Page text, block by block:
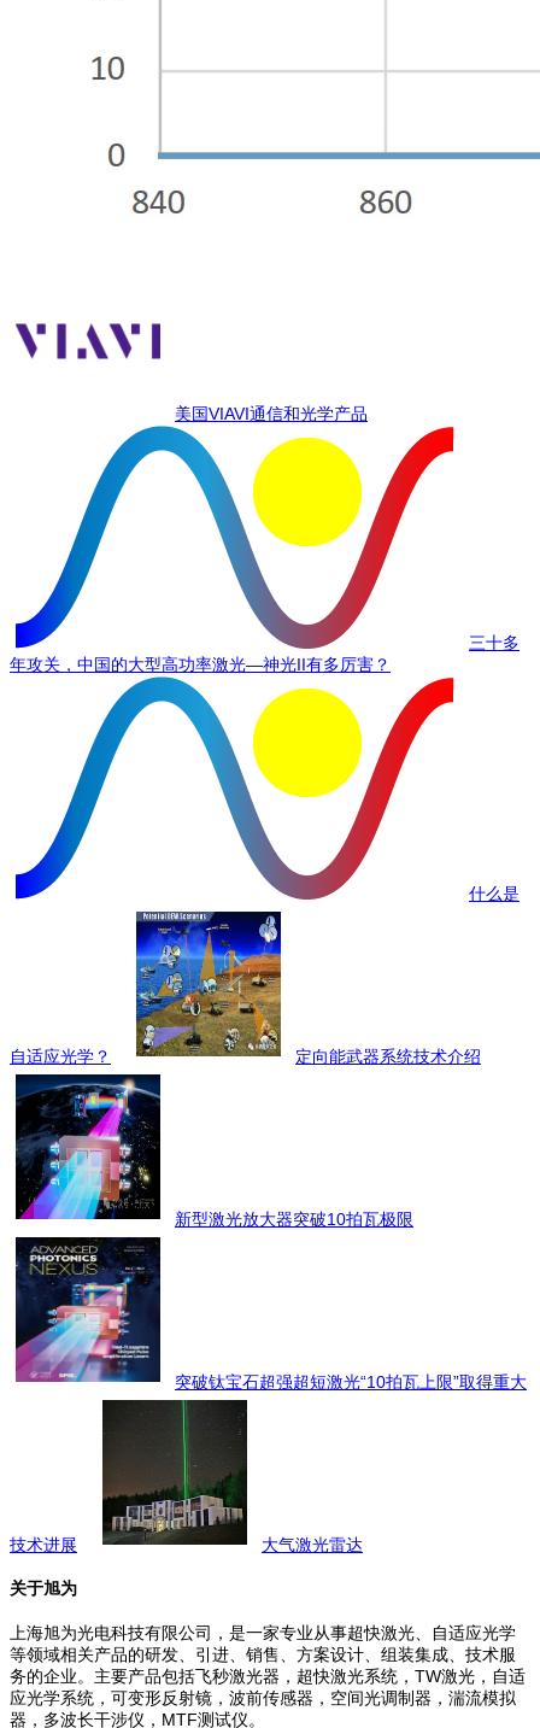
美国VIAVI通信和光学产品
三十多
年攻关，中国的大型高功率激光—神光II有多厉害？
什么是
自适应光学？ 定向能武器系统技术介绍
新型激光放大器突破10拍瓦极限
突破钛宝石超强超短激光“10拍瓦上限”取得重大
技术进展 大气激光雷达
关于旭为
上海旭为光电科技有限公司，是一家专业从事超快激光、自适应光学
等领域相关产品的研发、引进、销售、方案设计、组装集成、技术服
务的企业。主要产品包括飞秒激光器，超快激光系统，TW激光，自适
应光学系统，可变形反射镜，波前传感器，空间光调制器，湍流模拟
器，多波长干涉仪，MTF测试仪。